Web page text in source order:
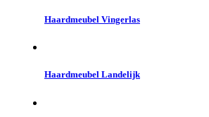
Haardmeubel Vingerlas
Haardmeubel Landelijk